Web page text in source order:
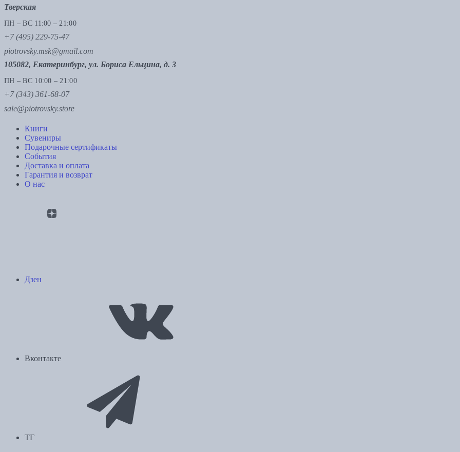
Тверская
ПН – ВС 11:00 – 21:00
+7 (495) 229-75-47
piotrovsky.msk@gmail.com
105082, Екатеринбург, ул. Бориса Ельцина, д. 3
ПН – ВС 10:00 – 21:00
+7 (343) 361-68-07
sale@piotrovsky.store
Книги
Сувениры
Подарочные сертификаты
События
Доставка и оплата
Гарантия и возврат
О нас
Дзен
Вконтакте
ТГ